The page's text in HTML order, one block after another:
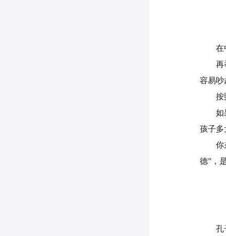
在
再
容易吵
按
如
孩子多
你
德”，
孔